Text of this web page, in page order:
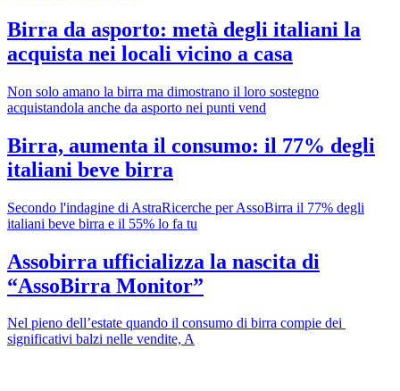
Birra da asporto: metà degli italiani la
acquista nei locali vicino a casa
Non solo amano la birra ma dimostrano il loro sostegno
acquistandola anche da asporto nei punti vend
Birra, aumenta il consumo: il 77% degli
italiani beve birra
Secondo l'indagine di AstraRicerche per AssoBirra il 77% degli
italiani beve birra e il 55% lo fa tu
Assobirra ufficializza la nascita di
“AssoBirra Monitor”
Nel pieno dell’estate quando il consumo di birra compie dei
significativi balzi nelle vendite, A